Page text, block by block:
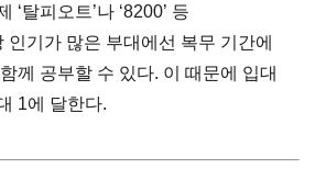
‘탈피오트’나 ‘8200’ 등
인기가 많은 부대에선 복무 기간에
께 공부할 수 있다. 이 때문에 입대
1에 달한다.